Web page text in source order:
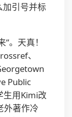
引号并标
。天真！
、
Public
生用Kimi改
外著作冷